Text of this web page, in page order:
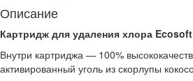
Описание
Картридж для удаления хлора
Внутри картриджа — 100%
активированный уголь из скорлупы